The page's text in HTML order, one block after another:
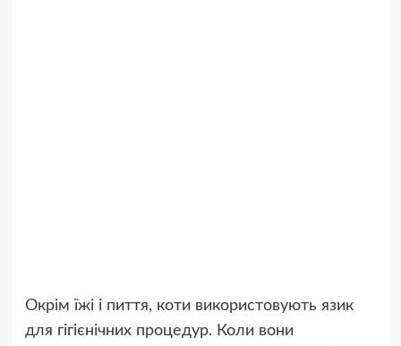
Окрім їжі і пиття, коти використовують язик
для гігієнічних процедур. Коли вони